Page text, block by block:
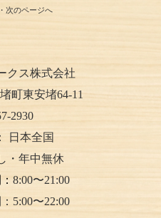
次のページへ
クス株式会社
町東安堵64-11
2930
日本全国
・年中無休
8:00〜21:00
5:00〜22:00